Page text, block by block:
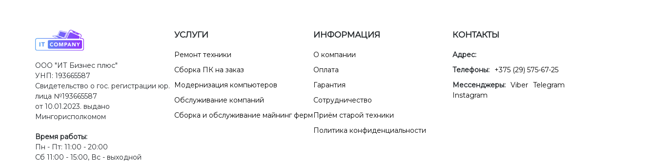
ООО "ИТ Бизнес плюс"
УНП: 193665587
Свидетельство о гос. регистрации юр.
лица №193665587
от 10.01.2023. выдано
Мингорисполкомом
Время работы:
Пн - Пт: 11:00 - 20:00
Сб 11:00 - 15:00, Вс - выходной
УСЛУГИ
Ремонт техники
Сборка ПК на заказ
Модернизация компьютеров
Обслуживание компаний
Сборка и обслуживание майнинг ферм
ИНФОРМАЦИЯ
О компании
Оплата
Гарантия
Сотрудничество
Приём старой техники
Политика конфиденциальности
КОНТАКТЫ
Адрес:
Телефоны:
+375 (29) 575-67-25
Мессенджеры: Viber Telegram
Instagram